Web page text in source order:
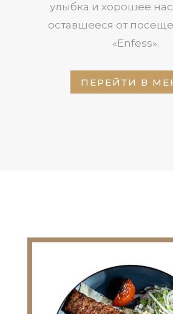
улыбка и хорошее
оставшееся от
«Enfess».
ПЕРЕЙТИ В